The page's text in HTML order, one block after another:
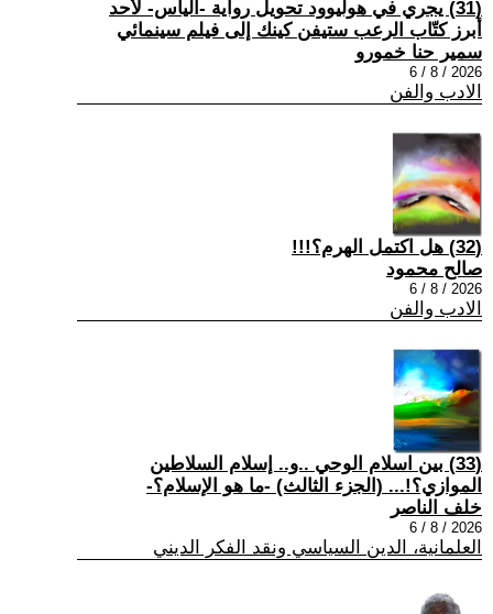
(31) يجري في هوليوود تحويل رواية -اليأس- لأحد
أبرز كتّاب الرعب ستيفن كينك إلى فيلم سينمائي
سمير حنا خمورو
2026 / 8 / 6
الادب والفن
(32) هل اكتمل الهرم؟!!!
صالح محمود
2026 / 8 / 6
الادب والفن
(33) بين اسلام الوحي ..و.. إسلام السلاطين
الموازي؟!... (الجزء الثالث) -ما هو الإسلام؟-
خلف الناصر
2026 / 8 / 6
العلمانية، الدين السياسي ونقد الفكر الديني